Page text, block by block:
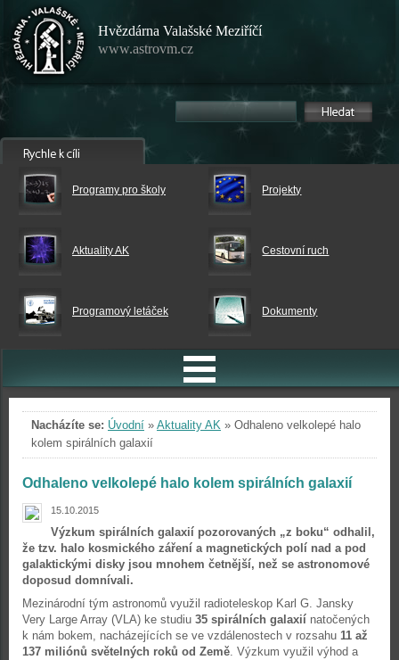
Hvězdárna Valašské Meziříčí
www.astrovm.cz
Programy pro školy Projekty
Aktuality AK Cestovní ruch
Programový letáček Dokumenty
Nacházíte se: Úvodní » Aktuality AK » Odhaleno velkolepé halo
kolem spirálních galaxií
Odhaleno velkolepé halo kolem spirálních galaxií
15.10.2015
Výzkum spirálních galaxií pozorovaných „z boku“ odhalil,
že tzv. halo kosmického záření a magnetických polí nad a pod
galaktickými disky jsou mnohem četnější, než se astronomové
doposud domnívali.
Mezinárodní tým astronomů využil radioteleskop Karl G. Jansky
Very Large Array (VLA) ke studiu 35 spirálních galaxií natočených
k nám bokem, nacházejících se ve vzdálenostech v rozsahu 11 až
137 miliónů světelných roků od Země. Výzkum využil výhod a